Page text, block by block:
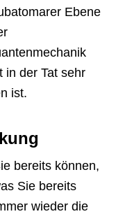
Ebene
in der Tat sehr
ist.
bereits können,
Sie bereits
wieder die